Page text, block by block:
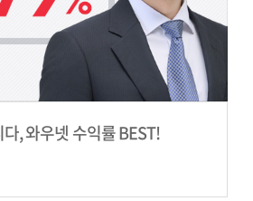
, 와우넷 수익률 BEST!